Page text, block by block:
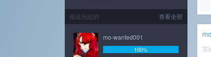
完
查看全部
最近玩过的
mo-wanted001
100%